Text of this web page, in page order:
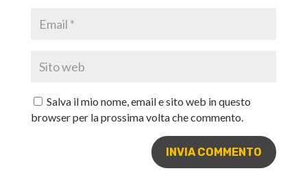
Salva il mio nome, email e sito web in questo
browser per la prossima volta che commento.